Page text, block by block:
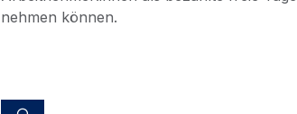
nehmen können.